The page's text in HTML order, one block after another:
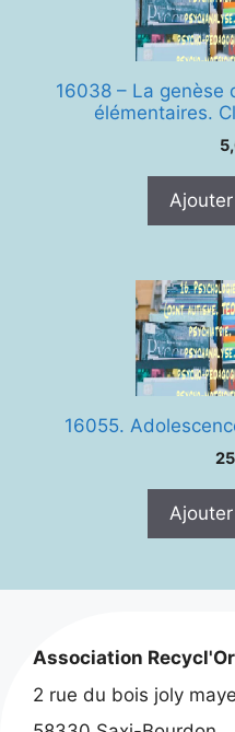
16038 – La genèse
élémentaires.
16055.
Association
2 rue du bois joly